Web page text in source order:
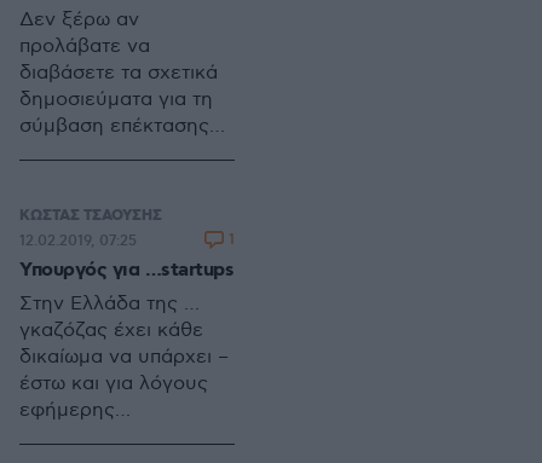
Συμβούλιο
Οικονομικής
Πολιτικής.
Δεν ξέρω αν
προλάβατε να
διαβάσετε τα σχετικά
δημοσιεύματα για τη
σύμβαση επέκτασης
Αεροδρομίου Αθηνών
για 20 χρόνια.
ΚΩΣΤΑΣ ΤΣΑΟΥΣΗΣ
Υπουργός για …startups
Στην Ελλάδα της …
γκαζόζας έχει κάθε
δικαίωμα να υπάρχει –
έστω και για λόγους
εφήμερης
12.02.2019, 07:25 1